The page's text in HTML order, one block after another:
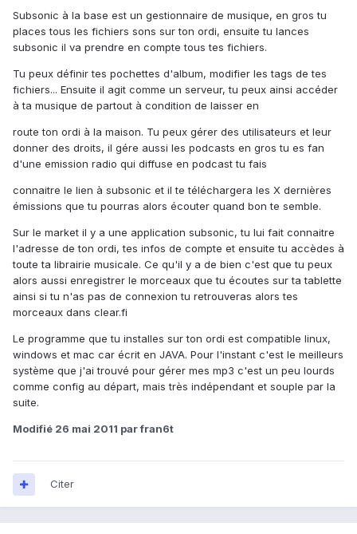
Subsonic à la base est un gestionnaire de musique, en gros tu
places tous les fichiers sons sur ton ordi, ensuite tu lances
subsonic il va prendre en compte tous tes fichiers.
Tu peux définir tes pochettes d'album, modifier les tags de tes
fichiers... Ensuite il agit comme un serveur, tu peux ainsi accéder
à ta musique de partout à condition de laisser en
route ton ordi à la maison. Tu peux gérer des utilisateurs et leur
donner des droits, il gére aussi les podcasts en gros tu es fan
d'une emission radio qui diffuse en podcast tu fais
connaitre le lien à subsonic et il te téléchargera les X dernières
émissions que tu pourras alors écouter quand bon te semble.
Sur le market il y a une application subsonic, tu lui fait connaitre
l'adresse de ton ordi, tes infos de compte et ensuite tu accèdes à
toute ta librairie musicale. Ce qu'il y a de bien c'est que tu peux
alors aussi enregistrer le morceaux que tu écoutes sur ta tablette
ainsi si tu n'as pas de connexion tu retrouveras alors tes
morceaux dans clear.fi
Le programme que tu installes sur ton ordi est compatible linux,
windows et mac car écrit en JAVA. Pour l'instant c'est le meilleurs
système que j'ai trouvé pour gérer mes mp3 c'est un peu lourds
comme config au départ, mais très indépendant et souple par la
suite.
Modifié 26 mai 2011 par fran6t
Citer